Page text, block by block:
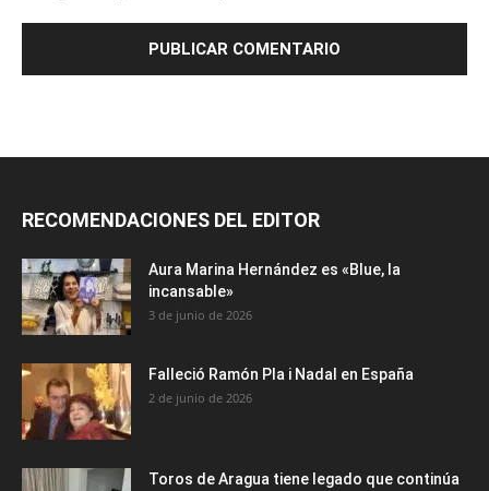
RECOMENDACIONES DEL EDITOR
Aura Marina Hernández es «Blue, la
incansable»
3 de junio de 2026
Falleció Ramón Pla i Nadal en España
2 de junio de 2026
Toros de Aragua tiene legado que continúa